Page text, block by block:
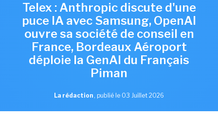
Telex : Anthropic discute d'une
puce IA avec Samsung, OpenAI
ouvre sa société de conseil en
France, Bordeaux Aéroport
déploie la GenAI du Français
Piman
La rédaction , publié le 03 Juillet 2026